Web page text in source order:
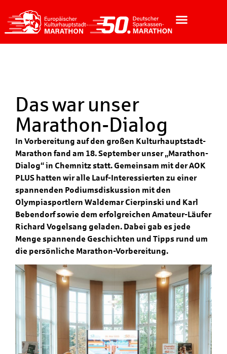
Das war unser
Marathon-Dialog
In Vorbereitung auf den großen Kulturhauptstadt-
Marathon fand am 18. September unser „Marathon-
Dialog“ in Chemnitz statt. Gemeinsam mit der AOK
PLUS hatten wir alle Lauf-Interessierten zu einer
spannenden Podiumsdiskussion mit den
Olympiasportlern Waldemar Cierpinski und Karl
Bebendorf sowie dem erfolgreichen Amateur-Läufer
Richard Vogelsang geladen. Dabei gab es jede
Menge spannende Geschichten und Tipps rund um
die persönliche Marathon-Vorbereitung.